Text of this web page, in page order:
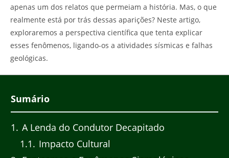
apenas um dos relatos que permeiam a história. Mas, o que
realmente está por trás dessas aparições? Neste artigo,
exploraremos a perspectiva científica que tenta explicar
esses fenômenos, ligando-os a atividades sísmicas e falhas
geológicas.
Sumário
1
A Lenda do Condutor Decapitado
1.1
Impacto Cultural